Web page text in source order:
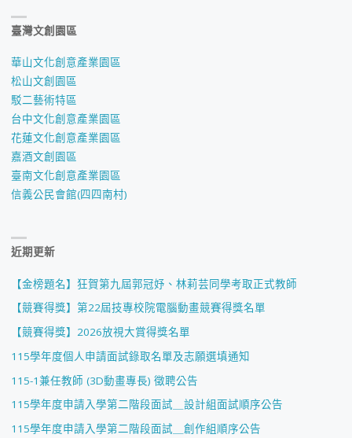
臺灣文創園區
華山文化創意產業園區
松山文創園區
駁二藝術特區
台中文化創意產業園區
花蓮文化創意產業園區
嘉酒文創園區
臺南文化創意產業園區
信義公民會館(四四南村)
近期更新
【金榜題名】狂賀第九屆郭冠妤、林莉芸同學考取正式教師
【競賽得獎】第22屆技專校院電腦動畫競賽得獎名單
【競賽得獎】2026放視大賞得獎名單
115學年度個人申請面試錄取名單及志願選填通知
115-1兼任教師 (3D動畫專長) 徵聘公告
115學年度申請入學第二階段面試＿設計組面試順序公告
115學年度申請入學第二階段面試＿創作組順序公告